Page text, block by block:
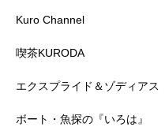
Kuro Channel
喫茶KURODA
エクスプライド＆ゾディアス
ボート・魚探の『いろは』